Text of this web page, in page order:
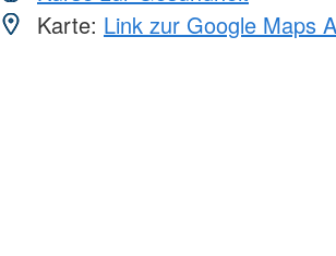
Karte: Link zur Google Maps